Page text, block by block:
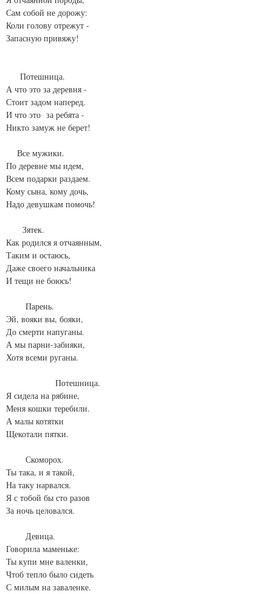
Сам собой не дорожу:
Коли голову отрежут -
Запасную привяжу!
Потешница.
А что это за деревня -
Стоит задом наперед.
И что это за ребята -
Никто замуж не берет!
Все мужики.
По деревне мы идем,
Всем подарки раздаем.
Кому сына, кому дочь,
Надо девушкам помочь!
Зятек.
Как родился я отчаянным,
Таким и остаюсь,
Даже своего начальника
И тещи не боюсь!
Парень.
Эй, вояки вы, бояки,
До смерти напуганы.
А мы парни-забияки,
Хотя всеми руганы.
Потешница.
Я сидела на рябине,
Меня кошки теребили.
А малы котятки
Щекотали пятки.
Скоморох.
Ты така, и я такой,
На таку нарвался.
Я с тобой бы сто разов
За ночь целовался.
Девица.
Говорила маменьке:
Ты купи мне валенки,
Чтоб тепло было сидеть
С милым на заваленке.